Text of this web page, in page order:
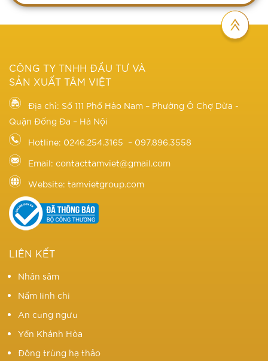
CÔNG TY TNHH ĐẦU TƯ VÀ
SẢN XUẤT TÂM VIỆT
Địa chỉ: Số 111 Phố Hào Nam – Phường Ô Chợ Dừa -
Quận Đống Đa – Hà Nội
Hotline: 0246.254.3165 – 097.896.3558
Email: contacttamviet@gmail.com
Website: tamvietgroup.com
LIÊN KẾT
Nhân sâm
Nấm linh chi
An cung ngưu
Yến Khánh Hòa
Đông trùng hạ thảo